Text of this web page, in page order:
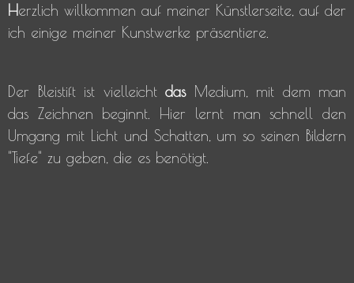
Herzlich willkommen auf meiner Künstlerseite, auf der
ich einige meiner Kunstwerke präsentiere.
Der Bleistift ist vielleicht dasMedium, mit dem man
das Zeichnen beginnt. Hier lernt man schnell den
Umgang mit Licht und Schatten, um so seinen Bildern
"Tiefe" zu geben, die es benötigt.